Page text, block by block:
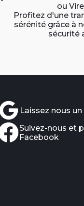
ou
Profitez d'une
sérénité grâce à
sécurité
Laissez nous
Suivez-nous et
Facebook